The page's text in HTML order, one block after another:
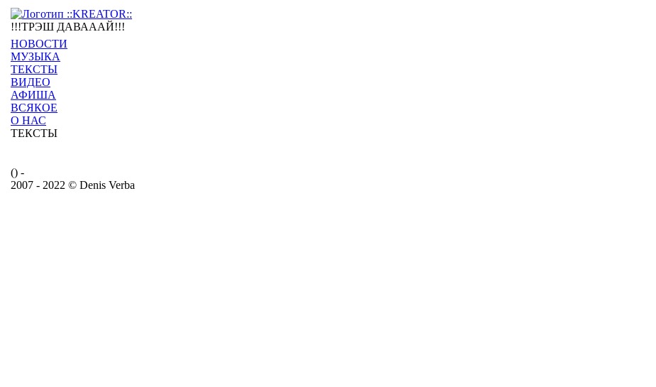
!!!ТРЭШ ДАВАААЙ!!!
НОВОСТИ
МУЗЫКА
ТЕКСТЫ
ВИДЕО
АФИША
ВСЯКОЕ
О НАС
ТЕКСТЫ
() -
2007 - 2022 © Denis Verba